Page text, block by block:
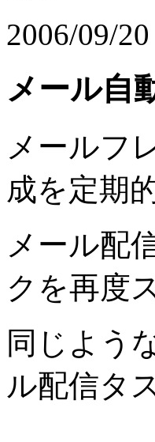
2006/09/
メール自
メールフ
成を定期
メール配
クを再度
同じよう
ル配信タ